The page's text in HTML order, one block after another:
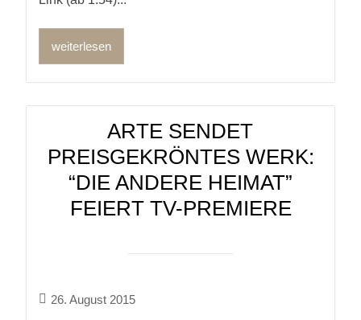
weiterlesen
ARTE SENDET
PREISGEKRÖNTES WERK:
“DIE ANDERE HEIMAT”
FEIERT TV-PREMIERE
26. August 2015